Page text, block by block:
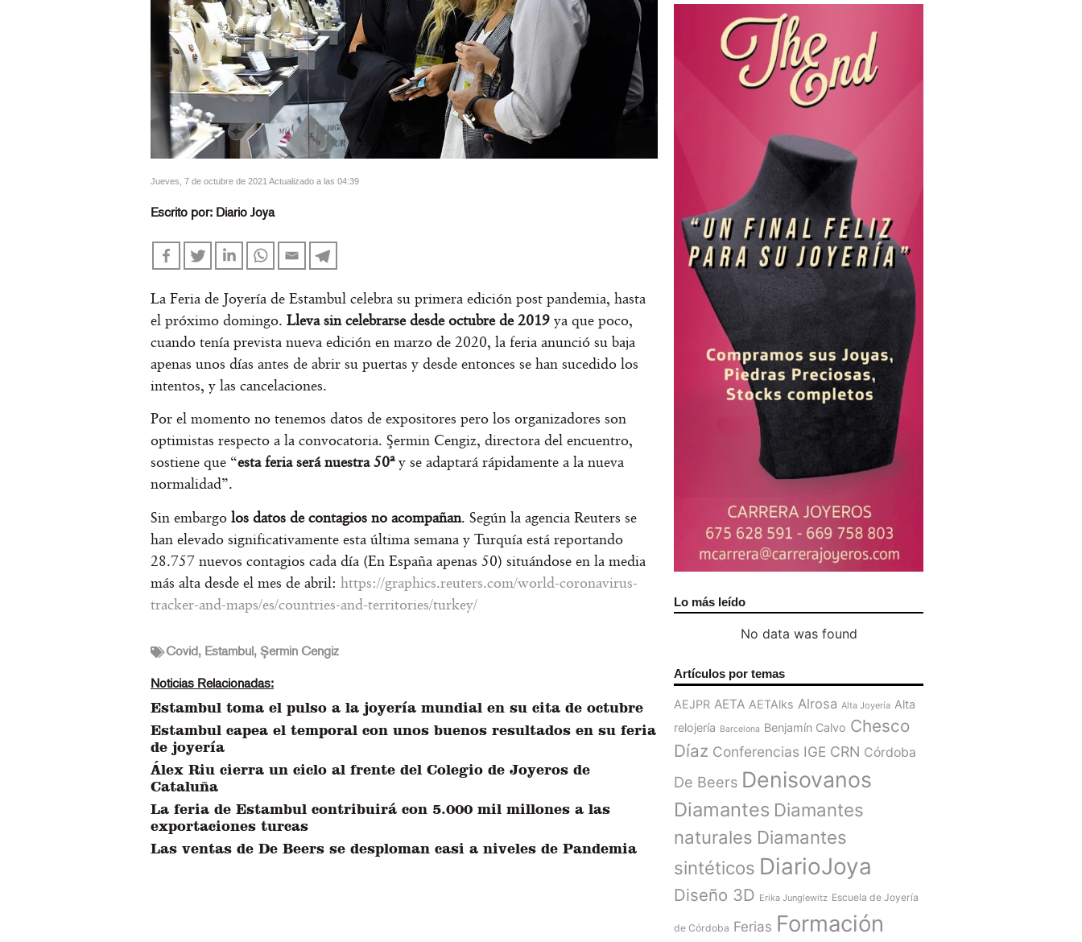
jueves, 7 de octubre de 2021 Actualizado a las 04:39
Escrito por: Diario Joya
La Feria de Joyería de Estambul celebra su primera edición post pandemia, hasta
el próximo domingo. Lleva sin celebrarse desde octubre de 2019 ya que poco,
cuando tenía prevista nueva edición en marzo de 2020, la feria anunció su baja
apenas unos días antes de abrir su puertas y desde entonces se han sucedido los
intentos, y las cancelaciones.
Por el momento no tenemos datos de expositores pero los organizadores son
optimistas respecto a la convocatoria. Şermin Cengiz, directora del encuentro,
sostiene que “esta feria será nuestra 50ªy se adaptará rápidamente a la nueva
normalidad”.
Sin embargo los datos de contagios no acompañan. Según la agencia Reuters se
han elevado significativamente esta última semana y Turquía está reportando
28.757 nuevos contagios cada día (En España apenas 50) situándose en la media
más alta desde el mes de abril: https://graphics.reuters.com/world-coronavirus-
tracker-and-maps/es/countries-and-territories/turkey/
Covid, Estambul , Şermin Cengiz
Noticias Relacionadas:
Estambul toma el pulso a la joyería mundial en su cita de octubre
Estambul capea el temporal con unos buenos resultados en su feria
de joyería
Álex Riu cierra un ciclo al frente del Colegio de Joyeros de
Cataluña
La feria de Estambul contribuirá con 5.000 mil millones a las
exportaciones turcas
Las ventas de De Beers se desploman casi a niveles de Pandemia
Lo más leído
No data was found
Artículos por temas
AEJPR AETA AETAlks Alrosa Alta Joyería Alta
relojería Barcelona Benjamín Calvo Chesco
Díaz Conferencias IGE CRN Córdoba
De Beers Denisovanos
Diamantes Diamantes
naturales Diamantes
sintéticos DiarioJoya
Diseño 3D Erika Junglewitz Escuela de Joyería
de Córdoba Ferias Formación